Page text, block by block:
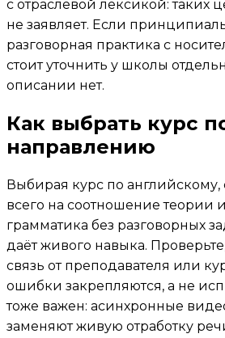
с отраслевой лексикой: таких
не заявляет. Если
разговорная практика с
стоит уточнить у школы
описании нет.
Как выбрать курс
направлению
Выбирая курс по
всего на соотношение теории
грамматика без разговорных
даёт живого навыка.
связь от преподавателя или
ошибки закрепляются, а не
тоже важен: асинхронные
заменяют живую отработку